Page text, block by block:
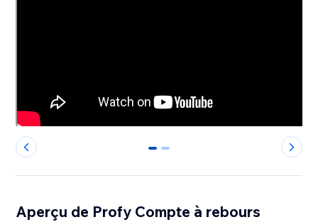
0 1
Aperçu de Profy Compte à rebours